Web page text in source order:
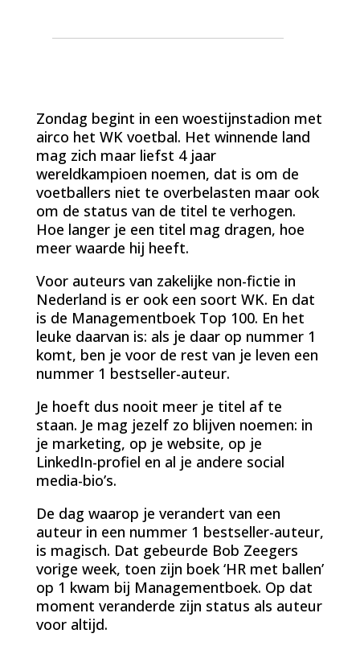
Zondag begint in een woestijnstadion met
airco het WK voetbal. Het winnende land
mag zich maar liefst 4 jaar
wereldkampioen noemen, dat is om de
voetballers niet te overbelasten maar ook
om de status van de titel te verhogen.
Hoe langer je een titel mag dragen, hoe
meer waarde hij heeft.
Voor auteurs van zakelijke non-fictie in
Nederland is er ook een soort WK. En dat
is de Managementboek Top 100. En het
leuke daarvan is: als je daar op nummer 1
komt, ben je voor de rest van je leven een
nummer 1 bestseller-auteur.
Je hoeft dus nooit meer je titel af te
staan. Je mag jezelf zo blijven noemen: in
je marketing, op je website, op je
LinkedIn-profiel en al je andere social
media-bio’s.
De dag waarop je verandert van een
auteur in een nummer 1 bestseller-auteur,
is magisch. Dat gebeurde Bob Zeegers
vorige week, toen zijn boek ‘HR met ballen’
op 1 kwam bij Managementboek. Op dat
moment veranderde zijn status als auteur
voor altijd.